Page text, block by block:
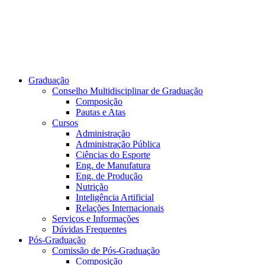
Graduação
Conselho Multidisciplinar de Graduação
Composição
Pautas e Atas
Cursos
Administração
Administração Pública
Ciências do Esporte
Eng. de Manufatura
Eng. de Produção
Nutrição
Inteligência Artificial
Relações Internacionais
Serviços e Informações
Dúvidas Frequentes
Pós-Graduação
Comissão de Pós-Graduação
Composição